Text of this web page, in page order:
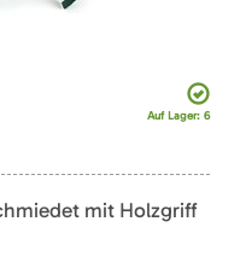
Auf Lager: 6
mit Holzgriff